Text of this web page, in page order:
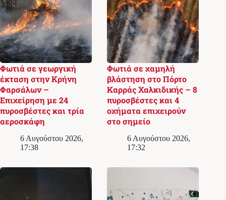
Φωτιά σε γεωργική
έκταση στην Κρήνη
Φαρσάλων –
Επιχείρηση με 24
πυροσβέστες και τρία
αεροσκάφη
6 Αυγούστου 2026,
17:38
Φωτιά σε χαμηλή
βλάστηση στο Πόρτο
Καρράς Χαλκιδικής – 8
πυροσβέστες και 4
οχήματα επιχειρούν
στο σημείο
6 Αυγούστου 2026,
17:32